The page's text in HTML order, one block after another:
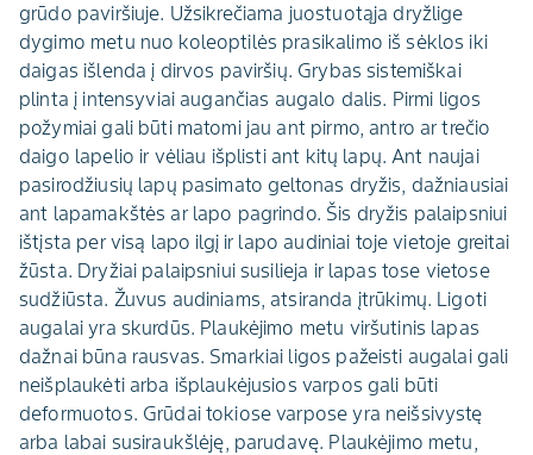
grūdo paviršiuje. Užsikrečiama juostuotąja dryžlige
dygimo metu nuo koleoptilės prasikalimo iš sėklos iki
daigas išlenda į dirvos paviršių. Grybas sistemiškai
plinta į intensyviai augančias augalo dalis. Pirmi ligos
požymiai gali būti matomi jau ant pirmo, antro ar trečio
daigo lapelio ir vėliau išplisti ant kitų lapų. Ant naujai
pasirodžiusių lapų pasimato geltonas dryžis, dažniausiai
ant lapamakštės ar lapo pagrindo. Šis dryžis palaipsniui
ištįsta per visą lapo ilgį ir lapo audiniai toje vietoje greitai
žūsta. Dryžiai palaipsniui susilieja ir lapas tose vietose
sudžiūsta. Žuvus audiniams, atsiranda įtrūkimų. Ligoti
augalai yra skurdūs. Plaukėjimo metu viršutinis lapas
dažnai būna rausvas. Smarkiai ligos pažeisti augalai gali
neišplaukėti arba išplaukėjusios varpos gali būti
deformuotos. Grūdai tokiose varpose yra neišsivystę
arba labai susiraukšlėję, parudavę. Plaukėjimo metu,